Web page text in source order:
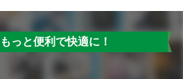
っと便利で快適に！